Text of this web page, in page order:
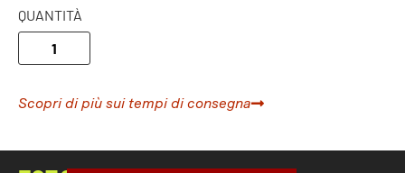
QUANTITÀ
Scopri di più sui tempi di consegna